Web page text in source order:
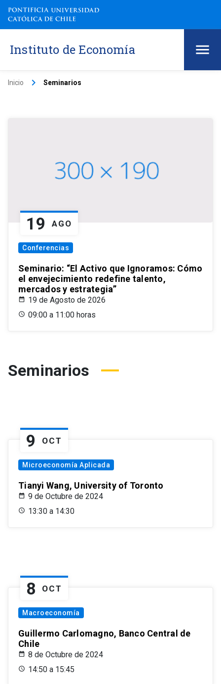
Instituto de Economía
Inicio keyboard_arrow_right Seminarios
19 AGO
Conferencias
Seminario: “El Activo que Ignoramos: Cómo
el envejecimiento redefine talento,
mercados y estrategia”
19 de Agosto de 2026
09:00 a 11:00 horas
Seminarios
9 OCT
Microeconomía Aplicada
Tianyi Wang, University of Toronto
9 de Octubre de 2024
13:30 a 14:30
8 OCT
Macroeconomía
Guillermo Carlomagno, Banco Central de
Chile
8 de Octubre de 2024
14:50 a 15:45